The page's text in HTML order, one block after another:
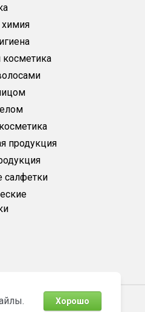
продукция
Хорошо